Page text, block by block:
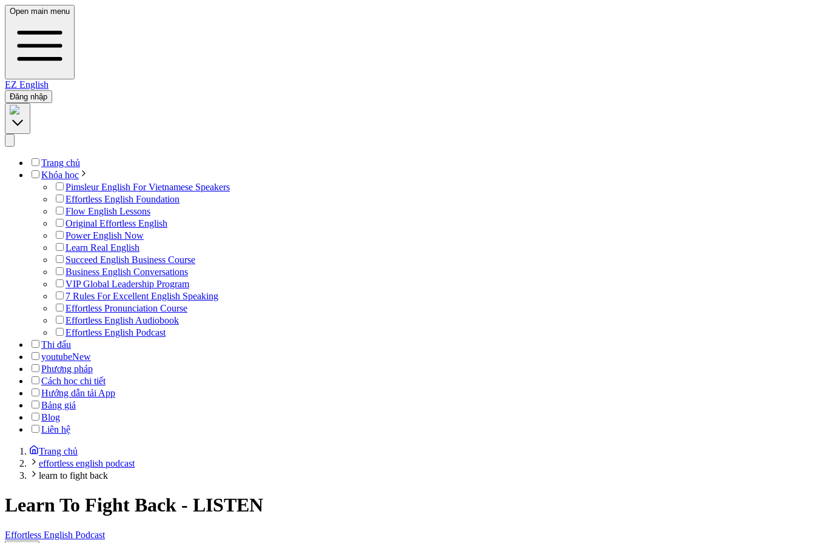
Open main menu
EZ English
Đăng nhập
Trang chủ
Khóa học
Pimsleur English For Vietnamese Speakers
Effortless English Foundation
Flow English Lessons
Original Effortless English
Power English Now
Learn Real English
Succeed English Business Course
Business English Conversations
VIP Global Leadership Program
7 Rules For Excellent English Speaking
Effortless Pronunciation Course
Effortless English Audiobook
Effortless English Podcast
Thi đấu
youtubeNew
Phương pháp
Cách học chi tiết
Hướng dẫn tải App
Bảng giá
Blog
Liên hệ
Trang chủ
effortless english podcast
learn to fight back
Learn To Fight Back - LISTEN
Effortless English Podcast